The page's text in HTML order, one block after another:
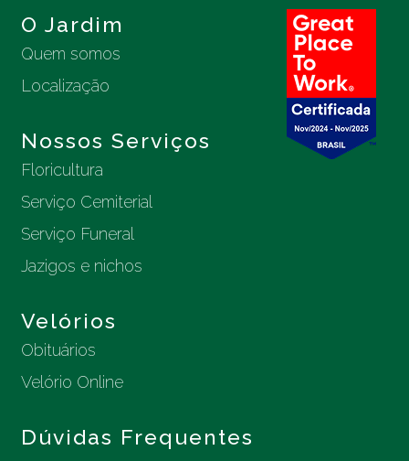
O Jardim
Quem somos
Localização
Nossos Serviços
Floricultura
Serviço Cemiterial
Serviço Funeral
Jazigos e nichos
Velórios
Obituários
Velório Online
Dúvidas Frequentes